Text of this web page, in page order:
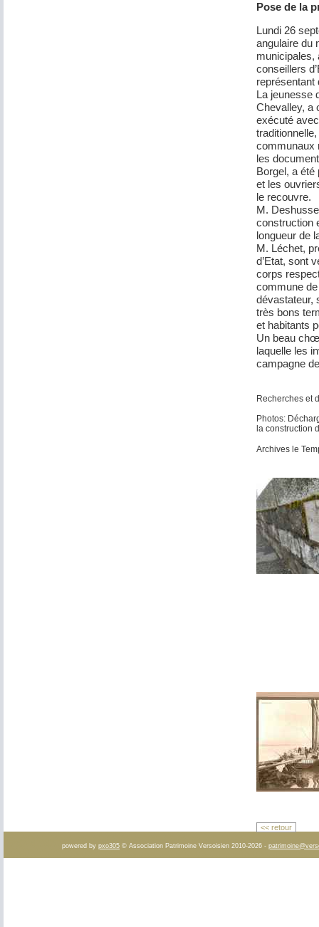
Pose de la
Lundi 26
angulaire du
municipales,
conseillers
représentant
La jeunesse
Chevalley, a
exécuté
communaux
les
Borgel, a
et les
le recouvre.
M.
construction
longueur de
M. Léchet,
d’Etat, sont
corps
commune
dévastateur,
très bons
et habitants
Un beau
laquelle les
campagne
Recherches et
Photos:
la construction
Archives le
<< retour
powered by pxo305 © Association Patrimoine Versoisien 2010-2026 -